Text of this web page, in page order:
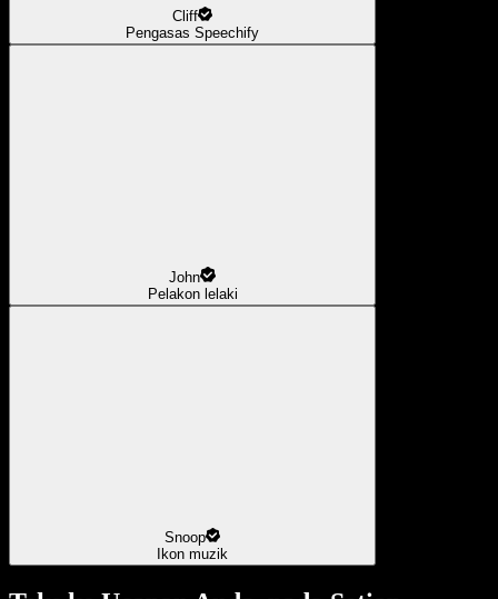
Cliff
Pengasas Speechify
John
Pelakon lelaki
Snoop
Ikon muzik